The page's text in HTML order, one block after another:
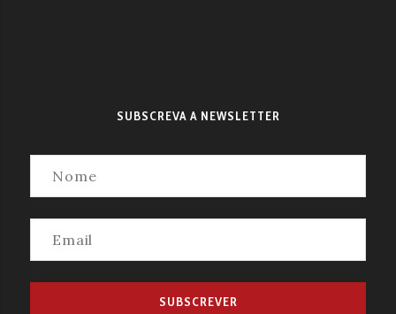
SUBSCREVA A NEWSLETTER